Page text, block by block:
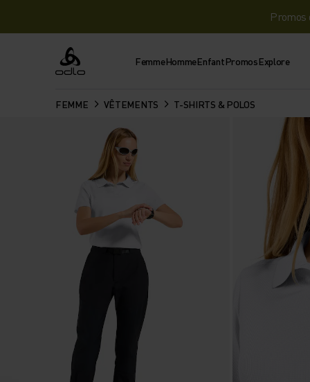
Promos
Odlo FemmeHommeEnfantPromosExplore
FEMME VÊTEMENTS T-SHIRTS & POLOS